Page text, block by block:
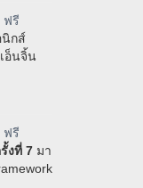
ฟรี
กส์
อ็นจิ้น
ฟรี
งที่ 7 มา